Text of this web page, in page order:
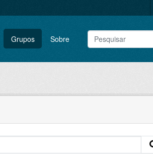
Grupos Sobre